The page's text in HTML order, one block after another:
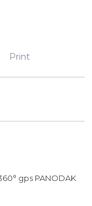
Print
gps PANODAK